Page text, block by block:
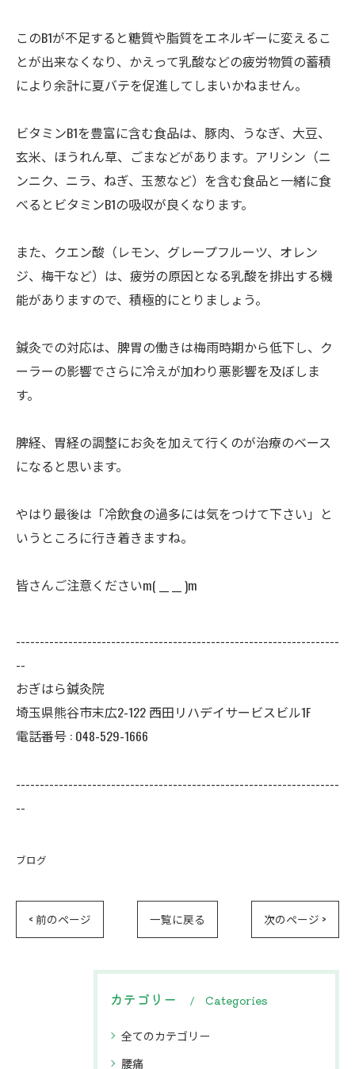
このB1が不足すると糖質や脂質をエネルギーに変えるこ
とが出来なくなり、かえって乳酸などの疲労物質の蓄積
により余計に夏バテを促進してしまいかねません。
ビタミンB1を豊富に含む食品は、豚肉、うなぎ、大豆、
玄米、ほうれん草、ごまなどがあります。アリシン（ニ
ンニク、ニラ、ねぎ、玉葱など）を含む食品と一緒に食
べるとビタミンB1の吸収が良くなります。
また、クエン酸（レモン、グレープフルーツ、オレン
ジ、梅干など）は、疲労の原因となる乳酸を排出する機
能がありますので、積極的にとりましょう。
鍼灸での対応は、脾胃の働きは梅雨時期から低下し、ク
ーラーの影響でさらに冷えが加わり悪影響を及ぼしま
す。
脾経、胃経の調整にお灸を加えて行くのが治療のベース
になると思います。
やはり最後は「冷飲食の過多には気をつけて下さい」と
いうところに行き着きますね。
皆さんご注意くださいm( __ __ )m
--------------------------------------------------------------------
--
おぎはら鍼灸院
埼玉県熊谷市末広2-122 西田リハデイサービスビル1F
電話番号 : 048-529-1666
--------------------------------------------------------------------
--
ブログ
< 前のページ 一覧に戻る 次のページ >
カテゴリー Categories
全てのカテゴリー
腰痛